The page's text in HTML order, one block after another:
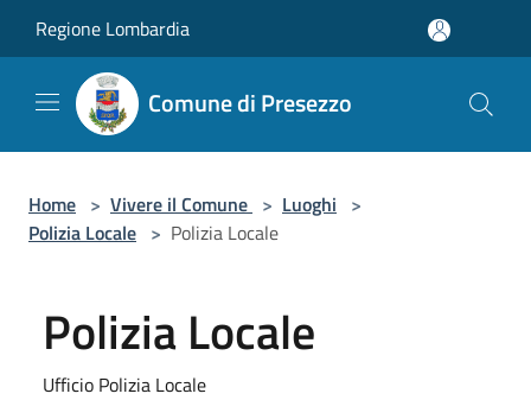
Regione Lombardia
Comune di Presezzo
Home > Vivere il Comune > Luoghi >
Polizia Locale > Polizia Locale
Polizia Locale
Ufficio Polizia Locale